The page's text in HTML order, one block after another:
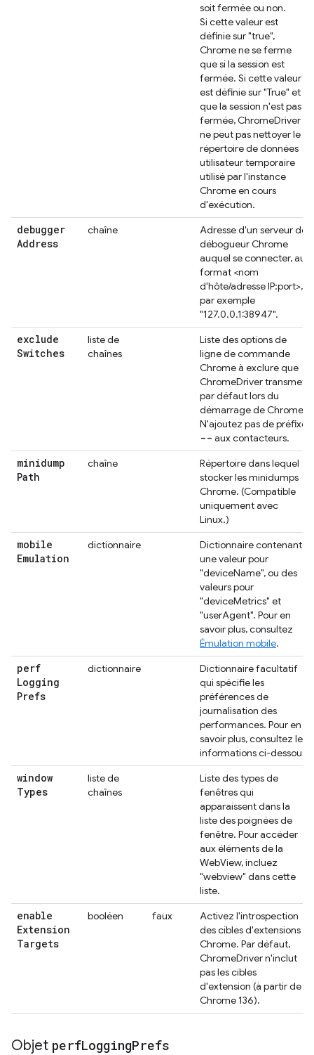
soit fermée ou non.
Si cette valeur est
définie sur "true",
Chrome ne se ferme
que si la session est
fermée. Si cette valeur
est définie sur "True" et
que la session n'est pas
fermée, ChromeDriver
ne peut pas nettoyer le
répertoire de données
utilisateur temporaire
utilisé par l'instance
Chrome en cours
d'exécution.
debugger
Address
chaîne
Adresse d'un serveur de
débogueur Chrome
auquel se connecter, au
format <nom
d'hôte/adresse IP:port>,
par exemple
"127.0.0.1:38947".
exclude
Switches
liste de
chaînes
Liste des options de
ligne de commande
Chrome à exclure que
ChromeDriver transmet
par défaut lors du
démarrage de Chrome.
N'ajoutez pas de préfixe
-- aux contacteurs.
minidump
Path
chaîne
Répertoire dans lequel
stocker les minidumps
Chrome. (Compatible
uniquement avec
Linux.)
mobile
Emulation
dictionnaire
Dictionnaire contenant
une valeur pour
"deviceName", ou des
valeurs pour
"deviceMetrics" et
"userAgent". Pour en
savoir plus, consultez
Émulation mobile.
perf
Logging
Prefs
dictionnaire
Dictionnaire facultatif
qui spécifie les
préférences de
journalisation des
performances. Pour en
savoir plus, consultez les
informations ci-dessous.
window
Types
liste de
chaînes
Liste des types de
fenêtres qui
apparaissent dans la
liste des poignées de
fenêtre. Pour accéder
aux éléments de la
WebView, incluez
"webview" dans cette
liste.
enable
Extension
Targets
booléen faux
Activez l'introspection
des cibles d'extensions
Chrome. Par défaut,
ChromeDriver n'inclut
pas les cibles
d'extension (à partir de
Chrome 136).
Objet perfLoggingPrefs